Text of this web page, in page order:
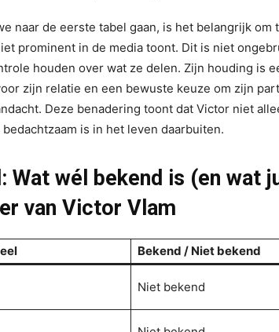
naar de eerste tabel gaan, is het belangrijk
prominent in de media toont. Dit is niet
houden over wat ze delen. Zijn houding is
zijn relatie en een bewuste keuze om zijn
Deze benadering toont dat Victor niet
bedachtzaam is in het leven daarbuiten.
Wat wél bekend is (en wat
van Victor Vlam
Bekend / Niet bekend
Niet bekend